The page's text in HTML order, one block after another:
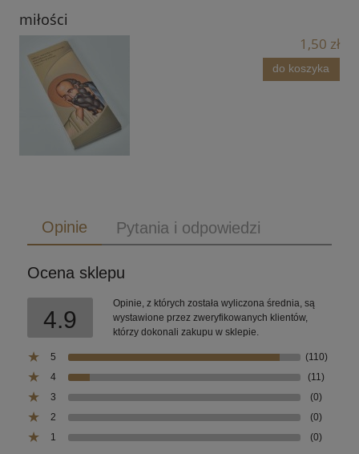
miłości
1,50 zł
do koszyka
Opinie Pytania i odpowiedzi
Ocena sklepu
4.9
Opinie, z których została wyliczona średnia, są
wystawione przez zweryfikowanych klientów,
którzy dokonali zakupu w sklepie.
5
(110)
4
(11)
3
(0)
2
(0)
1
(0)